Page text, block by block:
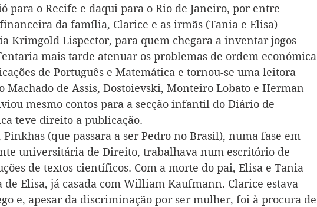
para o Recife e daqui para o Rio de Janeiro, por entre
da família, Clarice e as irmãs (Tania e Elisa)
Krimgold Lispector, para quem chegara a inventar jogos
mais tarde atenuar os problemas de ordem económica
de Português e Matemática e tornou-se uma leitora
Machado de Assis, Dostoievski, Monteiro Lobato e Herman
mesmo contos para a secção infantil do Diário de
teve direito a publicação.
(que passara a ser Pedro no Brasil), numa fase em
universitária de Direito, trabalhava num escritório de
de textos científicos. Com a morte do pai, Elisa e Tania
de Elisa, já casada com William Kaufmann. Clarice estava
e, apesar da discriminação por ser mulher, foi à procura de